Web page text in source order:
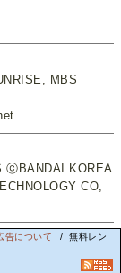
MBS
ⓒBANDAI KOREA
CO,
告について
/ 無料レン